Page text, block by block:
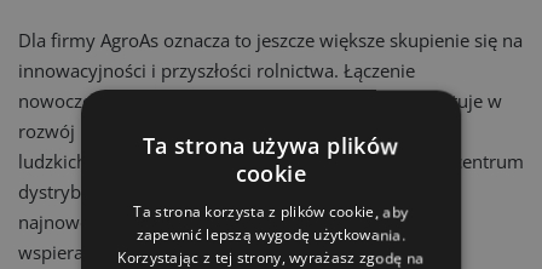
Dla firmy AgroAs oznacza to jeszcze większe skupienie się na
innowacyjności i przyszłości rolnictwa. Łączenie
nowoczesności z wieloletnią praktyką. AgroAs inwestuje w
rozwój infrastruktury oraz najważniejszych zasobów
ludzkich. W Nowej Wsi Małej powstaje nowoczesne centrum
dystrybucji, centrum logistyczne uzbrojone w
najnowocześniejsze systemy informatyczne, systemy
wspierające obsługę magazynu, systemy wspierające
Ta strona używa plików
cookie
Ta strona korzysta z plików cookie, aby
zapewnić lepszą wygodę użytkowania.
Korzystając z tej strony, wyrażasz zgodę na